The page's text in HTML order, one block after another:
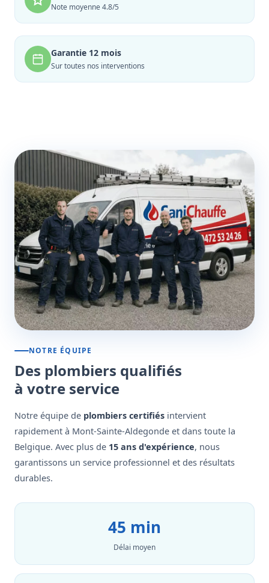
Note moyenne 4.8/5
Garantie 12 mois
Sur toutes nos interventions
NOTRE ÉQUIPE
Des plombiers qualifiés
à votre service
Notre équipe de plombiers certifiés intervient
rapidement à Mont-Sainte-Aldegonde et dans toute la
Belgique. Avec plus de 15 ans d'expérience, nous
garantissons un service professionnel et des résultats
durables.
45 min
Délai moyen